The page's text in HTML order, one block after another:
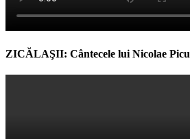
ZICĂLAŞII: Cântecele lui Nicolae Picu